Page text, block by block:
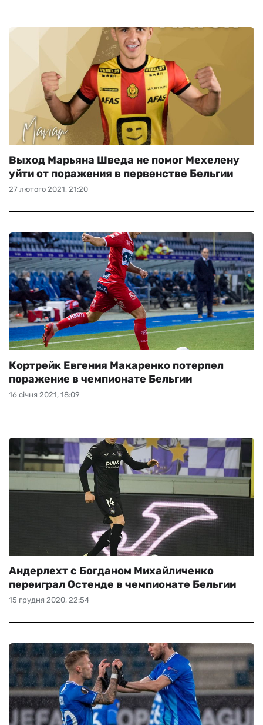
27 лютого 2021, 21:20
Выход Марьяна Шведа не помог Мехелену
уйти от поражения в первенстве Бельгии
16 січня 2021, 18:09
Кортрейк Евгения Макаренко потерпел
поражение в чемпионате Бельгии
15 грудня 2020, 22:54
Андерлехт с Богданом Михайличенко
переиграл Остенде в чемпионате Бельгии